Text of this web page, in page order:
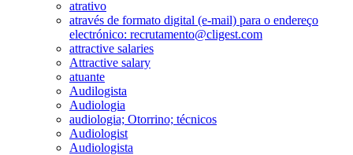
atrativo
através de formato digital (e-mail) para o endereço
electrónico: recrutamento@cligest.com
attractive salaries
Attractive salary
atuante
Audilogista
Audiologia
audiologia; Otorrino; técnicos
Audiologist
Audiologista